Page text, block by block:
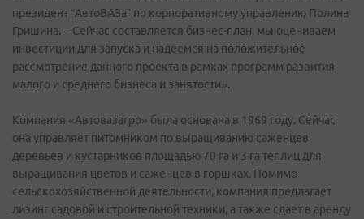
президент “АвтоВАЗа” по корпоративному управлению Полина
Гришина. – Сейчас составляется бизнес-план, мы оцениваем
инвестиции для запуска и надеемся на положительное
рассмотрение данного проекта в рамках программ развития
малого и среднего бизнеса и занятости».
Компания «Автовазагро» была основана в 1969 году. Сейчас
она управляет питомником по выращиванию саженцев
деревьев и кустарников площадью 70 га и 3 га теплиц для
выращивания цветов и саженцев в горшках. Помимо
сельскохозяйственной деятельности, компания предлагает
лизинг садовой и строительной техники, а также сдает в аренду